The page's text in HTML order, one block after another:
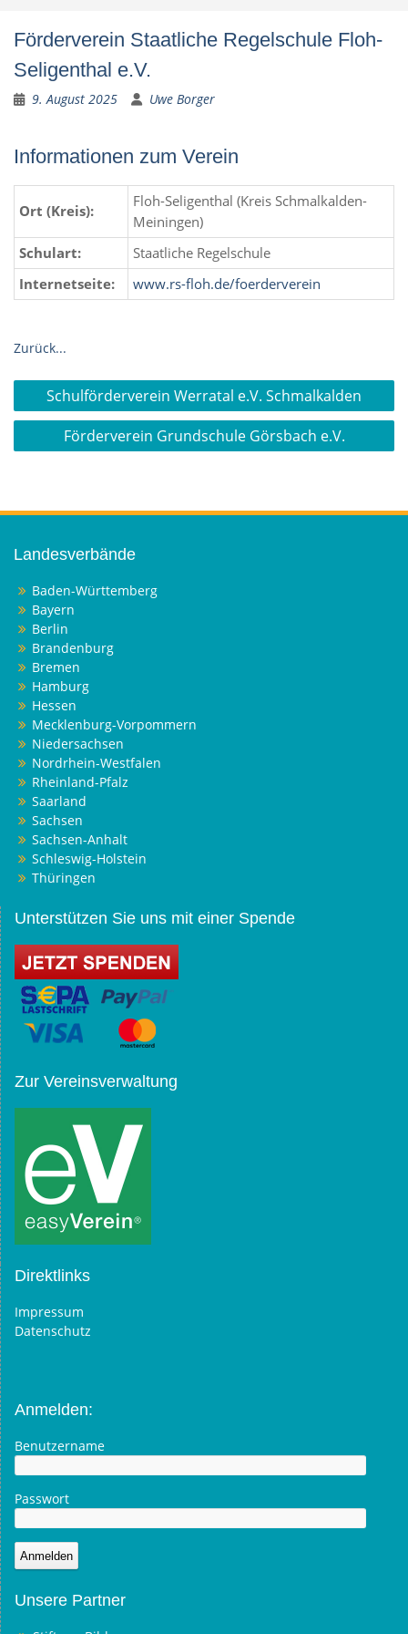
Förderverein Staatliche Regelschule Floh-
Seligenthal e.V.
9. August 2025 Uwe Borger
Informationen zum Verein
Ort (Kreis):
Floh-Seligenthal (Kreis Schmalkalden-
Meiningen)
Schulart:
Staatliche Regelschule
Internetseite:
www.rs-floh.de/foerderverein
Zurück...
Beitragsnavigation
Schulförderverein Werratal e.V. Schmalkalden
Förderverein Grundschule Görsbach e.V.
Landesverbände
Baden-Württemberg
Bayern
Berlin
Brandenburg
Bremen
Hamburg
Hessen
Mecklenburg-Vorpommern
Niedersachsen
Nordrhein-Westfalen
Rheinland-Pfalz
Saarland
Sachsen
Sachsen-Anhalt
Schleswig-Holstein
Thüringen
Unterstützen Sie uns mit einer Spende
Zur Vereinsverwaltung
Direktlinks
Impressum
Datenschutz
Anmelden:
Benutzername
Passwort
Unsere Partner